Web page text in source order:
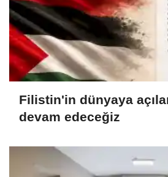
Filistin'in dünyaya
devam edeceğiz